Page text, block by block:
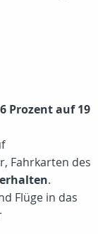
Prozent auf 19
Fahrkarten des
.
Flüge in das